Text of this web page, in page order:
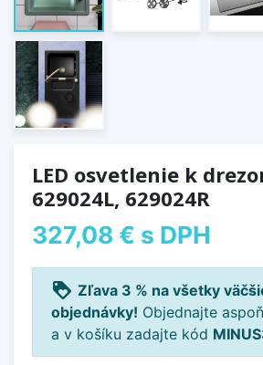
LED osvetlenie k
629024L, 629024R
327,08 € s DPH
loyalty Zľava 3 % na všetky
objednávky! Objednajte
a v košíku zadajte kód